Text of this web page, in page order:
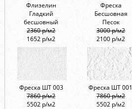
Флизелин
Гладкий
бесшовный
2360 р/м2
1652 р/м2
Фреска
Бесшовная
Песок
3000 р/м2
2100 р/м2
Фреска ШТ 003
7860 р/м2
5502 р/м2
Фреска ШТ 001
7860 р/м2
5502 р/м2